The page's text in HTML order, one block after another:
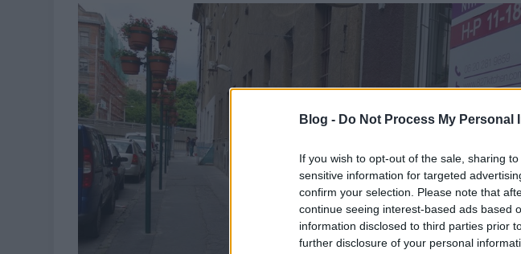
Blog - Do Not Process My Personal
If you wish to opt-out of the sale, sharing
sensitive information for targeted
confirm your selection. Please note that
continue seeing interest-based ads based
information disclosed to third parties prior
further disclosure of your personal